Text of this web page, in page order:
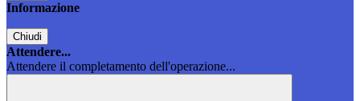
Informazione
Chiudi
Attendere...
Attendere il completamento dell'operazione...